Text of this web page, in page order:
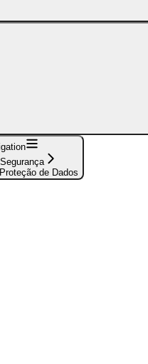
de Dados